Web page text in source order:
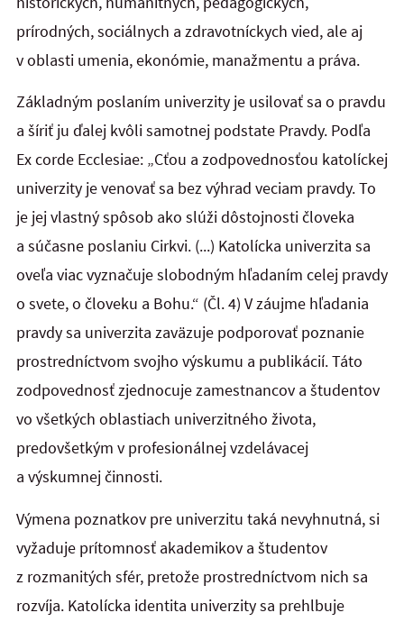
prírodných, sociálnych a zdravotníckych vied, ale aj
v oblasti umenia, ekonómie, manažmentu a práva.
Základným poslaním univerzity je usilovať sa o pravdu
a šíriť ju ďalej kvôli samotnej podstate Pravdy. Podľa
Ex corde Ecclesiae: „Cťou a zodpovednosťou katolíckej
univerzity je venovať sa bez výhrad veciam pravdy. To
je jej vlastný spôsob ako slúži dôstojnosti človeka
a súčasne poslaniu Cirkvi. (...) Katolícka univerzita sa
oveľa viac vyznačuje slobodným hľadaním celej pravdy
o svete, o človeku a Bohu.“ (Čl. 4) V záujme hľadania
pravdy sa univerzita zaväzuje podporovať poznanie
prostredníctvom svojho výskumu a publikácií. Táto
zodpovednosť zjednocuje zamestnancov a študentov
vo všetkých oblastiach univerzitného života,
predovšetkým v profesionálnej vzdelávacej
a výskumnej činnosti.
Výmena poznatkov pre univerzitu taká nevyhnutná, si
vyžaduje prítomnosť akademikov a študentov
z rozmanitých sfér, pretože prostredníctvom nich sa
rozvíja. Katolícka identita univerzity sa prehlbuje